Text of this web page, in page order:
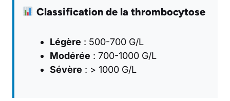
Classification de la thrombocytose
Légère : 500-700 G/L
Modérée : 700-1000 G/L
Sévère : > 1000 G/L